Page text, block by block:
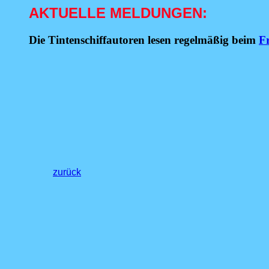
AKTUELLE MELDUNGEN:
Die Tintenschiffautoren lesen regelmäßig beim
zurück